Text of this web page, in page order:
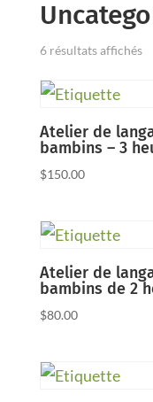
6 résultats affichés
Atelier de
bambins – 3
$150.00
Atelier de
bambins de 2
$80.00